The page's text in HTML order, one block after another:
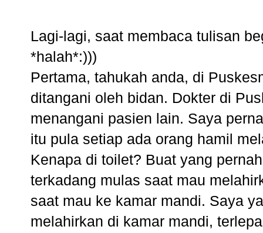
Lagi-lagi, saat membaca tulisan
*halah*:)))
Pertama, tahukah anda, di
ditangani oleh bidan. Dokter di
menangani pasien lain. Saya
itu pula setiap ada orang hamil
Kenapa di toilet? Buat yang
terkadang mulas saat mau
saat mau ke kamar mandi. Saya
melahirkan di kamar mandi,